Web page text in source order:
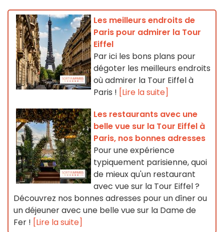
Les meilleurs endroits de
Paris pour admirer la Tour
Eiffel
Par ici les bons plans pour
dégoter les meilleurs endroits
où admirer la Tour Eiffel à
Paris ! [Lire la suite]
Les restaurants avec une
belle vue sur la Tour Eiffel à
Paris, nos bonnes adresses
Pour une expérience
typiquement parisienne, quoi
de mieux qu'un restaurant
avec vue sur la Tour Eiffel ?
Découvrez nos bonnes adresses pour un dîner ou
un déjeuner avec une belle vue sur la Dame de
Fer ! [Lire la suite]